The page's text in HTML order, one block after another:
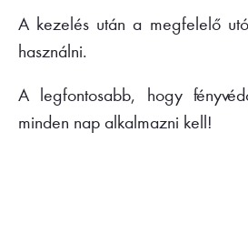
A kezelés után a megfelelő
használni.
A legfontosabb, hogy
minden nap alkalmazni kell!